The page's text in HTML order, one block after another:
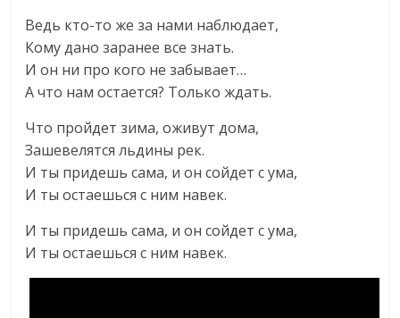
Ведь кто-то же за нами наблюдает,
Кому дано заранее все знать.
И он ни про кого не забывает…
А что нам остается? Только ждать.
Что пройдет зима, оживут дома,
Зашевелятся льдины рек.
И ты придешь сама, и он сойдет с ума,
И ты остаешься с ним навек.
И ты придешь сама, и он сойдет с ума,
И ты остаешься с ним навек.